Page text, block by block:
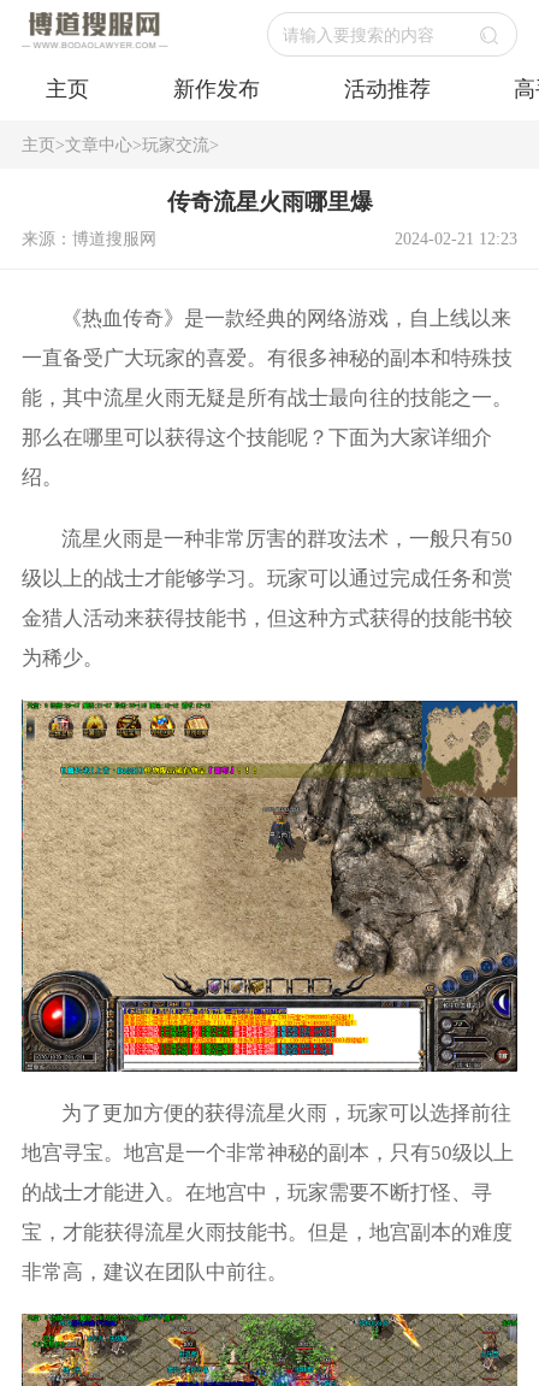
请输入要搜索的内容
主页 新作发布 活动推荐
主页>文章中心>玩家交流>
传奇流星火雨哪里爆
来源：博道搜服网 2024-02-21 12:23
《热血传奇》是一款经典的网络游戏，自上线以来
一直备受广大玩家的喜爱。有很多神秘的副本和特殊技
能，其中流星火雨无疑是所有战士最向往的技能之一。
那么在哪里可以获得这个技能呢？下面为大家详细介
绍。
流星火雨是一种非常厉害的群攻法术，一般只有50
级以上的战士才能够学习。玩家可以通过完成任务和赏
金猎人活动来获得技能书，但这种方式获得的技能书较
为稀少。
为了更加方便的获得流星火雨，玩家可以选择前往
地宫寻宝。地宫是一个非常神秘的副本，只有50级以上
的战士才能进入。在地宫中，玩家需要不断打怪、寻
宝，才能获得流星火雨技能书。但是，地宫副本的难度
非常高，建议在团队中前往。